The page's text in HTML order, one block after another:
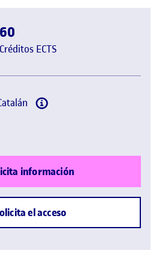
60
Créditos ECTS
información
el acceso